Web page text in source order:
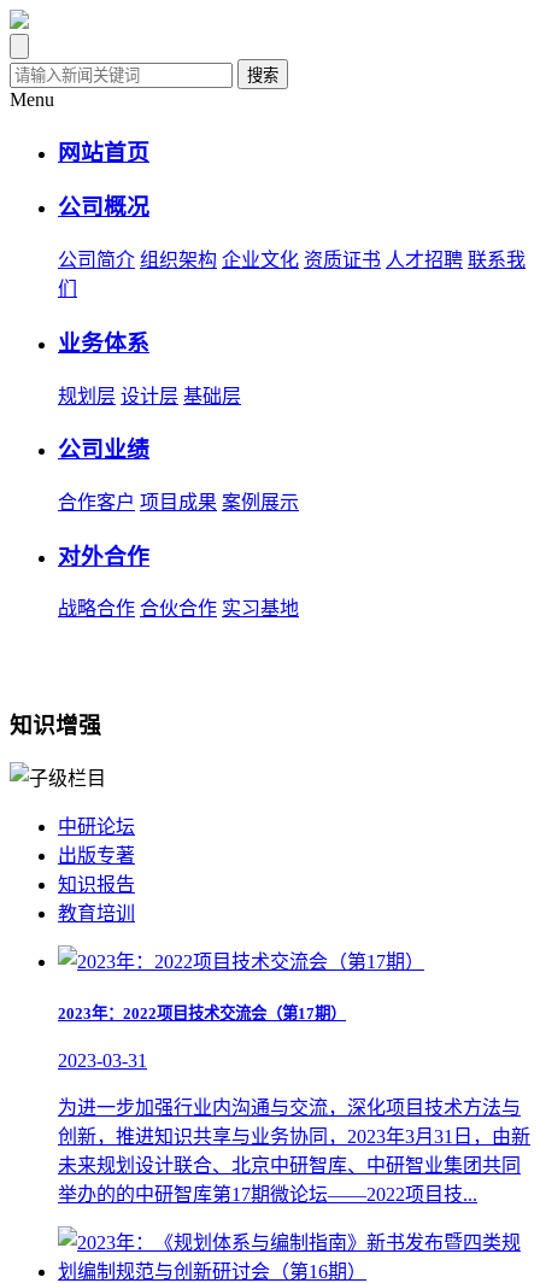
搜索
Menu
网站首页
公司概况
公司简介 组织架构 企业文化 资质证书 人才招聘 联系我
们
业务体系
规划层 设计层 基础层
公司业绩
合作客户 项目成果 案例展示
对外合作
战略合作 合伙合作 实习基地
知识增强
中研论坛
出版专著
知识报告
教育培训
2023年：2022项目技术交流会（第17期）
2023-03-31
为进一步加强行业内沟通与交流，深化项目技术方法与
创新，推进知识共享与业务协同，2023年3月31日，由新
未来规划设计联合、北京中研智库、中研智业集团共同
举办的的中研智库第17期微论坛——2022项目技...